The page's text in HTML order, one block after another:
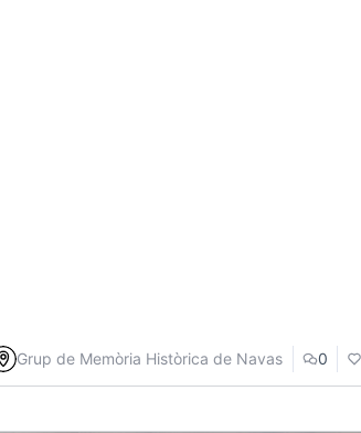
Grup de Memòria Històrica de Navas 0